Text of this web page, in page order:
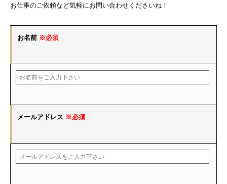
お仕事のご依頼など気軽にお問い合わせくださいね！
お名前 ※必須
メールアドレス ※必須